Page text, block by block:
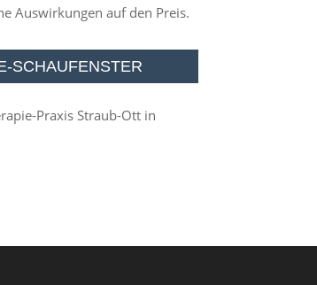
Auswirkungen auf den Preis.
SCHAUFENSTER